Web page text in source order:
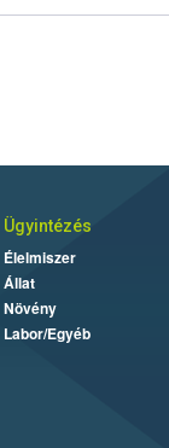
Ügyintézés
Élelmiszer
Állat
Növény
Labor/Egyéb